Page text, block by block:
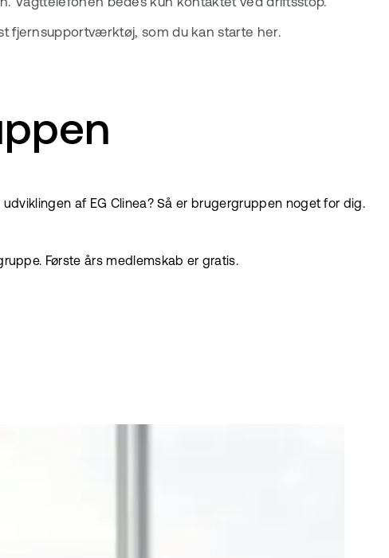
Vagttelefonen bedes kun kontaktet ved driftsstop.
fjernsupportværktøj, som du kan starte her.
af EG Clinea? Så er brugergruppen noget for dig.
Første års medlemskab er gratis.